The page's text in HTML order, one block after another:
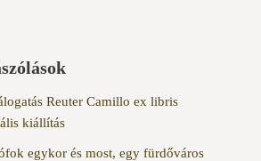
Reuter Camillo ex libris
kiállítás
egykor és most, egy fürdőváros